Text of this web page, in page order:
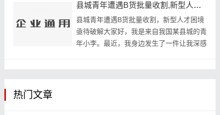
特饮”商标争议引发关注。这...
县城青年遭遇B货批量收割,新型人才困境亟待破解
县城青年遭遇B货批量收割，新型人才困境
亟待破解大家好，我是来自我国某县城的青
年小李。最近，我身边发生了一件让我深感
热门文章